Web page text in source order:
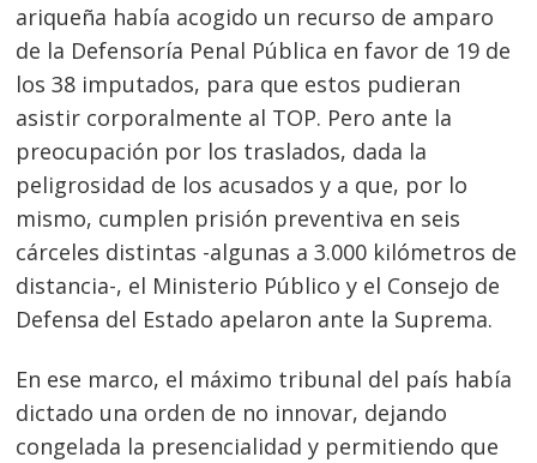
ariqueña había acogido un recurso de amparo
de la Defensoría Penal Pública en favor de 19 de
los 38 imputados, para que estos pudieran
asistir corporalmente al TOP. Pero ante la
preocupación por los traslados, dada la
peligrosidad de los acusados y a que, por lo
mismo, cumplen prisión preventiva en seis
cárceles distintas -algunas a 3.000 kilómetros de
distancia-, el Ministerio Público y el Consejo de
Defensa del Estado apelaron ante la Suprema.
En ese marco, el máximo tribunal del país había
dictado una orden de no innovar, dejando
congelada la presencialidad y permitiendo que